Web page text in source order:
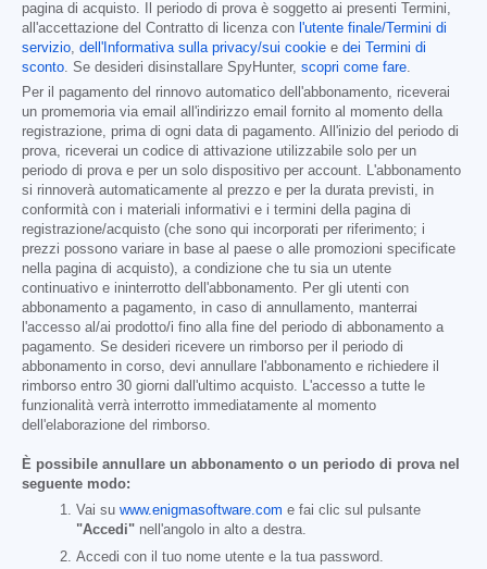
pagina di acquisto. Il periodo di prova è soggetto ai presenti Termini,
all'accettazione del Contratto di licenza con l'utente finale/Termini di
servizio, dell'Informativa sulla privacy/sui cookie e dei Termini di
sconto. Se desideri disinstallare SpyHunter, scopri come fare.
Per il pagamento del rinnovo automatico dell'abbonamento, riceverai
un promemoria via email all'indirizzo email fornito al momento della
registrazione, prima di ogni data di pagamento. All'inizio del periodo di
prova, riceverai un codice di attivazione utilizzabile solo per un
periodo di prova e per un solo dispositivo per account. L'abbonamento
si rinnoverà automaticamente al prezzo e per la durata previsti, in
conformità con i materiali informativi e i termini della pagina di
registrazione/acquisto (che sono qui incorporati per riferimento; i
prezzi possono variare in base al paese o alle promozioni specificate
nella pagina di acquisto), a condizione che tu sia un utente
continuativo e ininterrotto dell'abbonamento. Per gli utenti con
abbonamento a pagamento, in caso di annullamento, manterrai
l'accesso al/ai prodotto/i fino alla fine del periodo di abbonamento a
pagamento. Se desideri ricevere un rimborso per il periodo di
abbonamento in corso, devi annullare l'abbonamento e richiedere il
rimborso entro 30 giorni dall'ultimo acquisto. L'accesso a tutte le
funzionalità verrà interrotto immediatamente al momento
dell'elaborazione del rimborso.
È possibile annullare un abbonamento o un periodo di prova nel
seguente modo:
Vai su www.enigmasoftware.com e fai clic sul pulsante
"Accedi" nell'angolo in alto a destra.
Accedi con il tuo nome utente e la tua password.